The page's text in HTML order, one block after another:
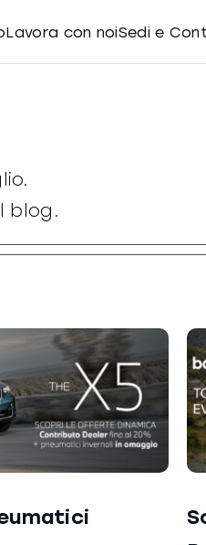
Lavora con noiSedi e
blog.